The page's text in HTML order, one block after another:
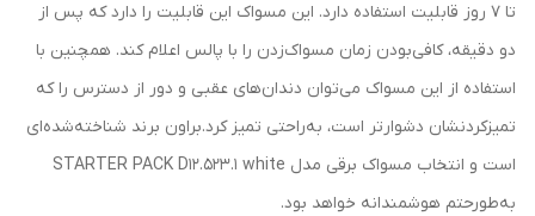
تا 7 روز قابلیت استفاده دارد. این مسواک این قابلیت را دارد که پس از
دو دقیقه، کافی‌بودن زمان مسواک‌زدن را با پالس اعلام ‌کند. همچنین با
استفاده از این مسواک می‌توان دندان‌های عقبی و دور از دسترس را که
تمیزکردنشان دشوارتر است، به‌راحتی تمیز کرد.براون برند شناخته‌شده‌ای
است و انتخاب مسواک برقی مدل STARTER PACK D12.523.1 white
به‌طورحتم هوشمندانه خواهد بود.